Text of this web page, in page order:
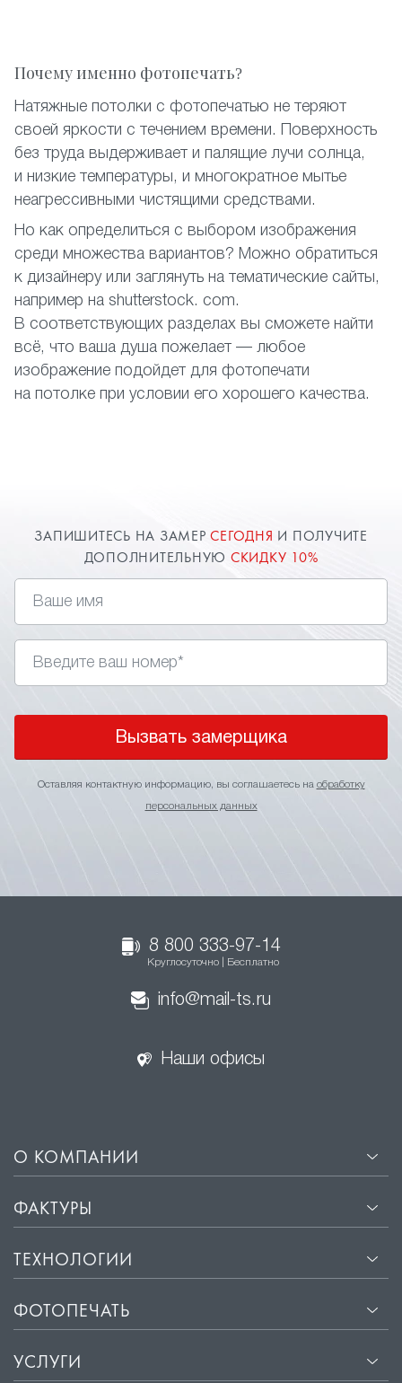
Почему именно фотопечать?
Натяжные потолки с фотопечатью не теряют
своей яркости с течением времени. Поверхность
без труда выдерживает и палящие лучи солнца,
и низкие температуры, и многократное мытье
неагрессивными чистящими средствами.
Но как определиться с выбором изображения
среди множества вариантов? Можно обратиться
к дизайнеру или заглянуть на тематические сайты,
например на shutterstock. com.
В соответствующих разделах вы сможете найти
всё, что ваша душа пожелает — любое
изображение подойдет для фотопечати
на потолке при условии его хорошего качества.
ЗАПИШИТЕСЬ НА ЗАМЕРСЕГОДНЯ И ПОЛУЧИТЕ
ДОПОЛНИТЕЛЬНУЮ СКИДКУ 10%
Вызвать замерщика
Оставляя контактную информацию, вы соглашаетесь на обработку
персональных данных
8 800 333-97-14
Круглосуточно | Бесплатно
info@mail-ts.ru
Наши офисы
О КОМПАНИИ
ФАКТУРЫ
ТЕХНОЛОГИИ
ФОТОПЕЧАТЬ
УСЛУГИ